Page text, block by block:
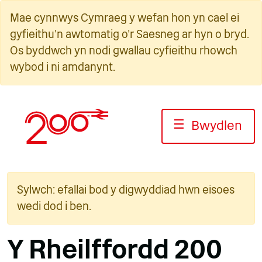
cynnwys
Mae cynnwys Cymraeg y wefan hon yn cael ei
gyfieithu'n awtomatig o'r Saesneg ar hyn o bryd.
Os byddwch yn nodi gwallau cyfieithu rhowch
wybod i ni amdanynt.
☰ Bwydlen
Sylwch: efallai bod y digwyddiad hwn eisoes
wedi dod i ben.
Y Rheilffordd 200